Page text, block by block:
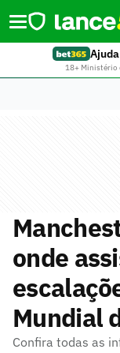
18+ Ministério
onde
Mundial
Confira todas as